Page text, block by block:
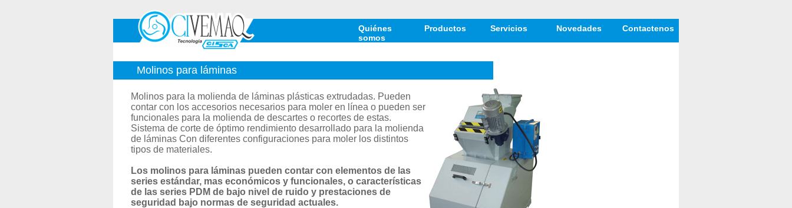
Quiénes
somos
Productos Servicios Novedades Contactenos
Molinos para láminas
Molinos para la molienda de láminas plásticas extrudadas. Pueden
contar con los accesorios necesarios para moler en línea o pueden ser
funcionales para la molienda de descartes o recortes de estas.
Sistema de corte de óptimo rendimiento desarrollado para la molienda
de láminas Con diferentes configuraciones para moler los distintos
tipos de materiales.
Los molinos para láminas pueden contar con elementos de las
series estándar, mas económicos y funcionales, o características
de las series PDM de bajo nivel de ruido y prestaciones de
seguridad bajo normas de seguridad actuales.